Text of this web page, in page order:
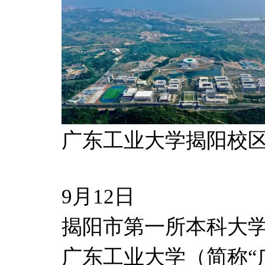
广东工业大学揭阳校
9月12日
揭阳市第一所本科大
广东工业大学（简称